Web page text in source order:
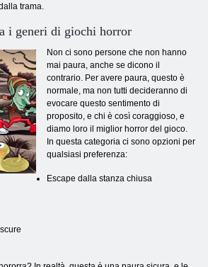
trama.
i generi di giochi horror
Non ci sono persone che non hanno
mai paura, anche se dicono il
contrario. Per avere paura, questo è
normale, ma non tutti decideranno di
evocare questo sentimento di
proposito, e chi è così coraggioso, e
diamo loro il miglior horror del gioco.
In questa categoria ci sono opzioni per
qualsiasi preferenza:
Escape dalla stanza chiusa